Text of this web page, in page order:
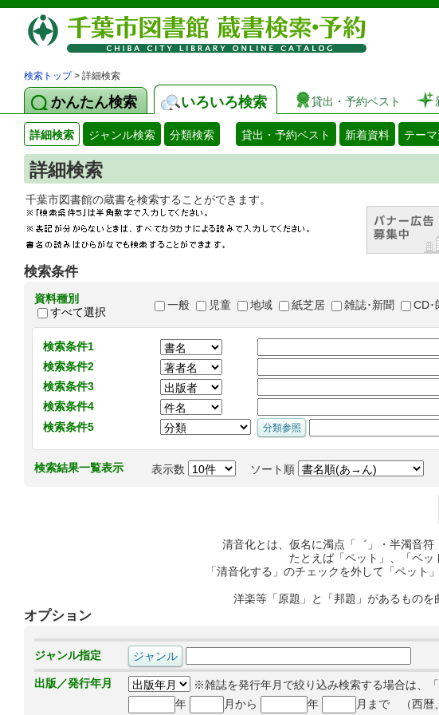
図書館 蔵
検索トップ> 詳細検索
かんたん検索 いろいろ検索 貸出・予約ベスト
詳細検索 ジャンル検索 分類検索 貸出・予約ベスト 新着資料 テー
詳細検索
千葉市図書館の蔵書を検索することができます。 広告(バ
検索条件
資料種別
すべて選択
一般 児童 地域 紙芝居 雑誌･新聞 CD･
検索条件1
検索条件2
検索条件3
検索条件4
検索条件5
検索結果一覧表示 表示数 ソート順
清音化とは、仮名に濁点「゛」・半濁音
たとえば「ペット」、「ベッ
「清音化する」のチェックを外して「ペット
洋楽等「原題」と「邦題」があるものを
オプション
ジャンル指定
出版／発行年月
※雑誌を発行年月で絞り込み検索する場合は、
年
月から 年 月まで （西暦